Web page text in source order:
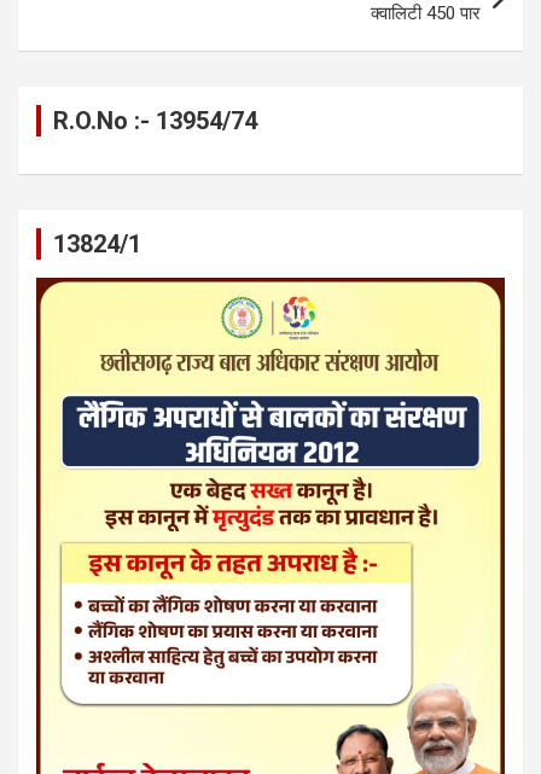
क्वालिटी 450 पार
R.O.No :- 13954/74
13824/1